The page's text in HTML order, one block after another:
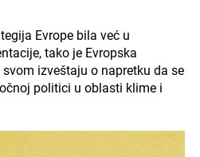
Evrope bila već u
tako je Evropska
izveštaju o napretku da se
politici u oblasti klime i